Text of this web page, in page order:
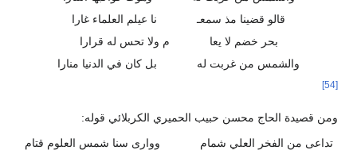
قالو قضينا مذ سمعـ
نا عيلم العلماء غارا
بحر خضم لا يعا
م ولا تحس له قرارا
والشمس من غربت له
بل كان في الدنيا منارا
[54]
ومن قصيدة الحاج محسن حبيب الحميري الكربلائي قوله:
تداعى من الفخر العلي شمام
ووارى سنا شمس العلوم قتام